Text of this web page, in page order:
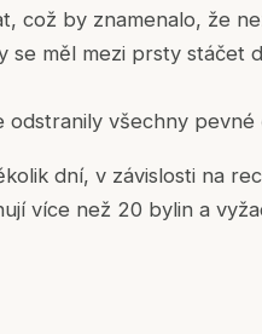
což by znamenalo, že
měl mezi prsty stáčet
všechny pevné
dní, v závislosti na
více než 20 bylin a